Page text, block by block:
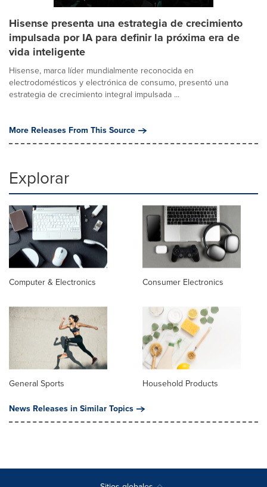
Hisense presenta una estrategia de crecimiento
impulsada por IA para definir la próxima era de
vida inteligente
Hisense, marca líder mundialmente reconocida en
electrodomésticos y electrónica de consumo, presentó una
estrategia de crecimiento integral impulsada ...
More Releases From This Source
Explorar
Computer & Electronics Consumer Electronics
General Sports
Household Products
News Releases in Similar Topics